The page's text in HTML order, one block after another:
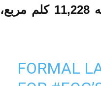
وقدرت الشركة احتياطي الحقل الذي تبلغ مساحته 11,228 كلم مربع،
FORMAL